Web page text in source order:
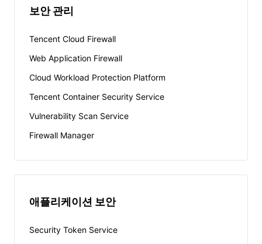
보안 관리
Tencent Cloud Firewall
Web Application Firewall
Cloud Workload Protection Platform
Tencent Container Security Service
Vulnerability Scan Service
Firewall Manager
애플리케이션 보안
Security Token Service